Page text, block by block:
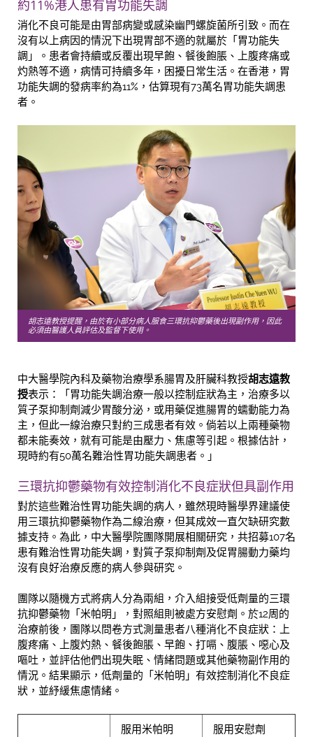
約11%港人患有胃功能失調
消化不良可能是由胃部病變或感染幽門螺旋菌所引致。而在
沒有以上病因的情況下出現胃部不適的就屬於「胃功能失
調」。患者會持續或反覆出現早飽、餐後飽脹、上腹疼痛或
灼熱等不適，病情可持續多年，困擾日常生活。在香港，胃
功能失調的發病率約為11%，估算現有73萬名胃功能失調患
者。
胡志遠教授提醒，由於有小部分病人服食三環抗抑鬱藥後出現副作用，因此
必須由醫護人員評估及監督下使用。
中大醫學院內科及藥物治療學系腸胃及肝臟科教授胡志遠教
授表示：「胃功能失調治療一般以控制症狀為主，治療多以
質子泵抑制劑減少胃酸分泌，或用藥促進腸胃的蠕動能力為
主，但此一線治療只對約三成患者有效。倘若以上兩種藥物
都未能奏效，就有可能是由壓力、焦慮等引起。根據估計，
現時約有50萬名難治性胃功能失調患者。」
三環抗抑鬱藥物有效控制消化不良症狀但具副作用
對於這些難治性胃功能失調的病人，雖然現時醫學界建議使
用三環抗抑鬱藥物作為二線治療，但其成效一直欠缺研究數
據支持。為此，中大醫學院團隊開展相關研究，共招募107名
患有難治性胃功能失調，對質子泵抑制劑及促胃腸動力藥均
沒有良好治療反應的病人參與研究。
團隊以隨機方式將病人分為兩組，介入組接受低劑量的三環
抗抑鬱藥物「米帕明」，對照組則被處方安慰劑。於12周的
治療前後，團隊以問卷方式測量患者八種消化不良症狀：上
腹疼痛、上腹灼熱、餐後飽脹、早飽、打嗝、腹脹、噁心及
嘔吐，並評估他們出現失眠、情緒問題或其他藥物副作用的
情況。結果顯示，低劑量的「米帕明」有效控制消化不良症
狀，並紓緩焦慮情緒。
服用米帕明
服用安慰劑